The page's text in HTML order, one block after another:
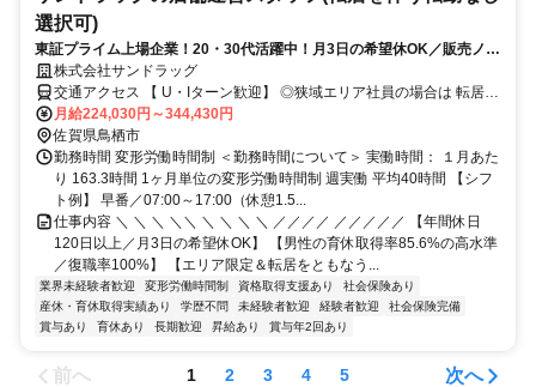
選択可)
東証プライム上場企業！20・30代活躍中！月3日の希望休OK／販売ノル
マなし／年収例32歳SV816万円／販促企画～商品管理など店舗運営がメ
インの仕事
株式会社サンドラッグ
交通アクセス 【 U・Iターン歓迎】 ◎狭域エリア社員の場合は 転居を
伴う転勤はありません。 ◎マイカー通勤OK
月給224,030円～344,430円
佐賀県鳥栖市
勤務時間 変形労働時間制 ＜勤務時間について＞ 実働時間： １月あた
り 163.3時間 1ヶ月単位の変形労働時間制 週実働 平均40時間 【シフ
ト例】 早番／07:00～17:00（休憩1.5...
仕事内容 ＼ ＼ ＼ ＼＼ ＼ ＼ ＼ ＼ ／／／／ ／／／／／ 【年間休日
120日以上／月3日の希望休OK】 【男性の育休取得率85.6%の高水準
／復職率100%】 【エリア限定＆転居をともなう...
業界未経験者歓迎 変形労働時間制 資格取得支援あり
社会保険あり
産休・育休取得実績あり
学歴不問 未経験者歓迎 経験者歓迎
社会保険完備
賞与あり
育休あり 長期歓迎 昇給あり 賞与年2回あり
前へ 1 2 3 4 5 次へ